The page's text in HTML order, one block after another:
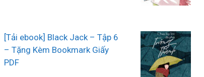
[Tải ebook] Black Jack – Tập 6
– Tặng Kèm Bookmark Giấy
PDF